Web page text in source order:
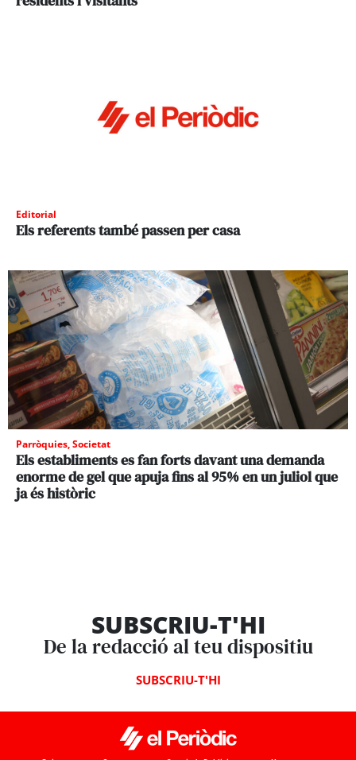
Editorial
Els referents també passen per casa
Parròquies,Societat
Els establiments es fan forts davant una demanda
enorme de gel que apuja fins al 95% en un juliol que
ja és històric
SUBSCRIU-T'HI
De la redacció al teu dispositiu
SUBSCRIU-T'HI